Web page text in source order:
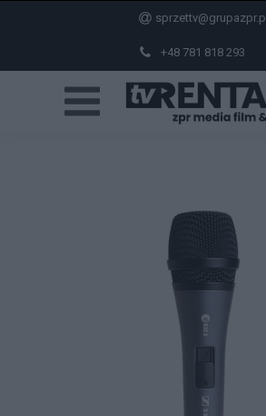
+48 781 818 293
sprzettv@grupazpr.pl